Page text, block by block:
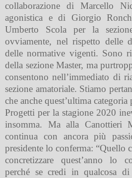
collaborazione di Marcello
agonistica e di Giorgio
Umberto Scola per la
ovviamente, nel rispetto delle
delle normative vigenti. Sono
della sezione Master, ma
consentono nell’immediato di
sezione amatoriale. Stiamo
che anche quest’ultima categoria
Progetti per la stagione 2020
insomma. Ma alla Canottieri
continua con ancora più
presidente lo conferma: “Quello
concretizzare quest’anno lo
perché se credi in qualcosa